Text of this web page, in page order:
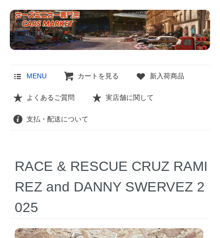
MENU カートを見る 新入荷商品
よくあるご質問 実店舗に関して
支払・配送について
RACE & RESCUE CRUZ RAMI
REZ and DANNY SWERVEZ 2
025